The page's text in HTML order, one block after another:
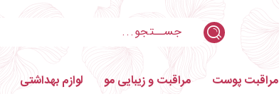
مراقبت پوست مراقبت و زیبایی مو لوازم بهداشتی